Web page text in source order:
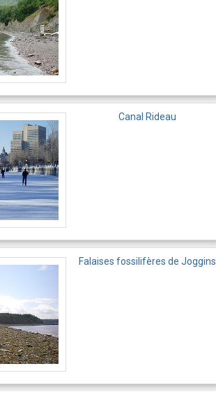
Canal Rideau
Falaises fossilifères de Joggins